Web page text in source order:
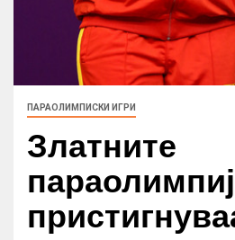
ПАРАОЛИМПИСКИ ИГРИ
Златните